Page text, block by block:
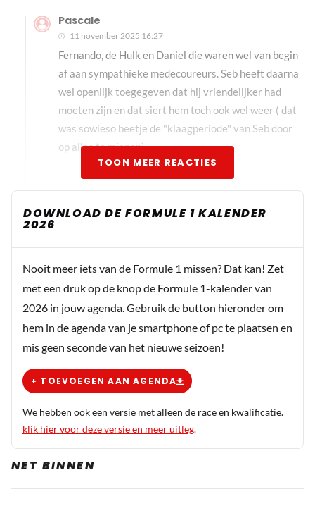
Pascale
11 november 2025 16:27
Fernando, de Hulk en Daniel die waren wel van begin
af aan sympathieke medecoureurs. Seb heeft daarna
wel openlijk toegegeven dat hij vriendelijker had
moeten zijn en dat siert hem toch ook wel weer ( dat
was sowieso beetje de "klaagperiode" van Seb door
op alles te miepen)
11 november 2025 17:47
maanden bij RBR reed absoluut niet.
Dit bericht is aangepast op:11-11
Pascale
Dan heb ik dat verkeerd in mijn herinnering. Dacht
TOON MEER REACTIES
DOWNLOAD DE FORMULE 1 KALENDER
2026
Nooit meer iets van de Formule 1 missen? Dat kan! Zet
met een druk op de knop de Formule 1-kalender van
2026 in jouw agenda. Gebruik de button hieronder om
hem in de agenda van je smartphone of pc te plaatsen en
mis geen seconde van het nieuwe seizoen!
+ TOEVOEGEN AAN AGENDA
We hebben ook een versie met alleen de race en kwalificatie.
klik hier voor deze versie en meer uitleg.
NET BINNEN